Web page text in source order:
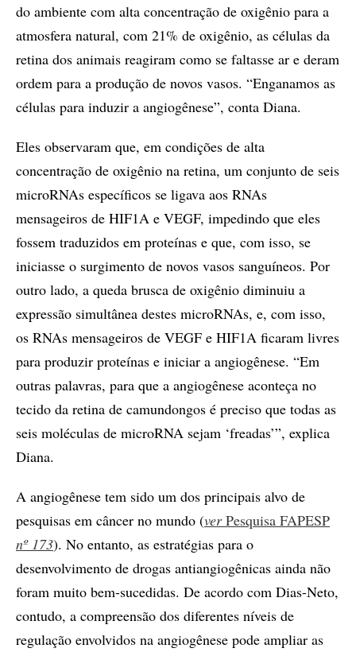
do ambiente com alta concentração de oxigênio para a
atmosfera natural, com 21% de oxigênio, as células da
retina dos animais reagiram como se faltasse ar e deram
ordem para a produção de novos vasos. “Enganamos as
células para induzir a angiogênese”, conta Diana.
Eles observaram que, em condições de alta
concentração de oxigênio na retina, um conjunto de seis
microRNAs específicos se ligava aos RNAs
mensageiros de HIF1A e VEGF, impedindo que eles
fossem traduzidos em proteínas e que, com isso, se
iniciasse o surgimento de novos vasos sanguíneos. Por
outro lado, a queda brusca de oxigênio diminuiu a
expressão simultânea destes microRNAs, e, com isso,
os RNAs mensageiros de VEGF e HIF1A ficaram livres
para produzir proteínas e iniciar a angiogênese. “Em
outras palavras, para que a angiogênese aconteça no
tecido da retina de camundongos é preciso que todas as
seis moléculas de microRNA sejam ‘freadas’”, explica
Diana.
A angiogênese tem sido um dos principais alvo de
pesquisas em câncer no mundo (verPesquisa FAPESP
nº 173). No entanto, as estratégias para o
desenvolvimento de drogas antiangiogênicas ainda não
foram muito bem-sucedidas. De acordo com Dias-Neto,
contudo, a compreensão dos diferentes níveis de
regulação envolvidos na angiogênese pode ampliar as